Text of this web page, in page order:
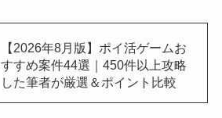
【2026年8月版】ポイ活ゲームお
すすめ案件44選｜450件以上攻略
した筆者が厳選＆ポイント比較